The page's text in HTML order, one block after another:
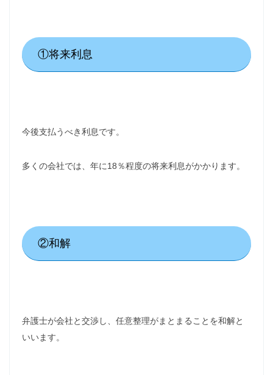
①将来利息
今後支払うべき利息です。
多くの会社では、年に18％程度の将来利息がかかります。
②和解
弁護士が会社と交渉し、任意整理がまとまることを和解と
いいます。